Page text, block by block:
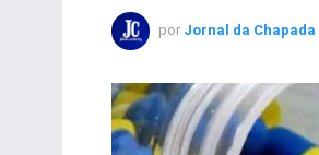
por Jornal da Chapada